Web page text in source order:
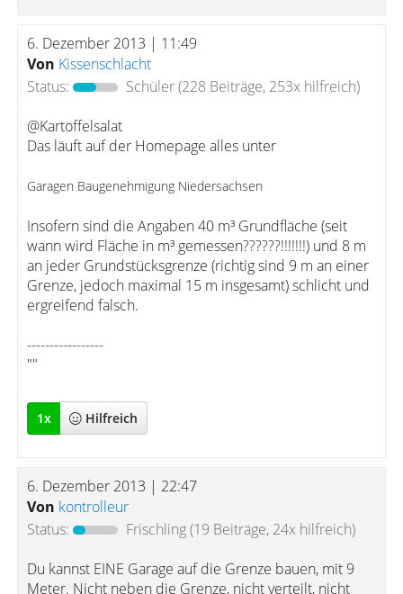
6. Dezember 2013 | 11:49
Von Kissenschlacht
Status:
Schüler(228 Beiträge, 253x hilfreich)
@Kartoffelsalat
Das läuft auf der Homepage alles unter
Garagen Baugenehmigung Niedersachsen
Insofern sind die Angaben 40 m³ Grundfläche (seit
wann wird Fläche in m³ gemessen??????!!!!!!!) und 8 m
an jeder Grundstücksgrenze (richtig sind 9 m an einer
Grenze, jedoch maximal 15 m insgesamt) schlicht und
ergreifend falsch.
-----------------
""
1x Hilfreich
6. Dezember 2013 | 22:47
Von kontrolleur
Status:
Frischling(19 Beiträge, 24x hilfreich)
Du kannst EINE Garage auf die Grenze bauen, mit 9
Meter. Nicht neben die Grenze, nicht verteilt, nicht